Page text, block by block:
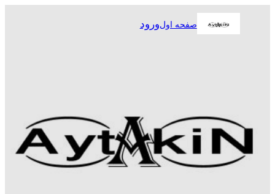
صفحه اولورود